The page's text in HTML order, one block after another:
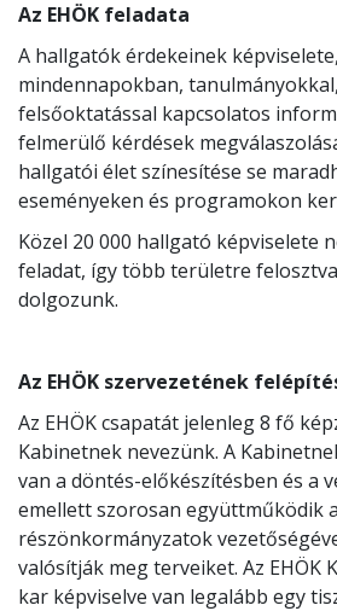
Az EHÖK feladata
A hallgatók érdekeinek
mindennapokban,
felsőoktatással kapcsolatos
felmerülő kérdések
hallgatói élet színesítése se
eseményeken és programokon
Közel 20 000 hallgató képviselete
feladat, így több területre
dolgozunk.
Az EHÖK szervezetének
Az EHÖK csapatát jelenleg 8 fő
Kabinetnek nevezünk. A
van a döntés-előkészítésben és a
emellett szorosan együttműködik a
részönkormányzatok
valósítják meg terveiket. Az EHÖK
kar képviselve van legalább egy